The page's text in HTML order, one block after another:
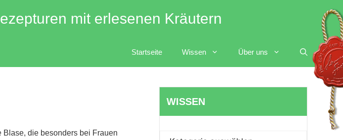
mit erlesenen Kräutern
Startseite Wissen Über uns
die besonders bei Frauen
WISSEN